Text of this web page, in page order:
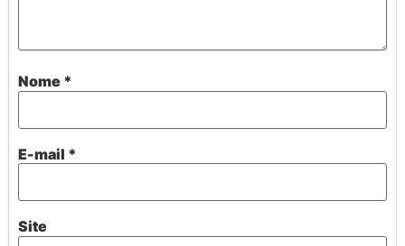
Nome *
E-mail *
Site